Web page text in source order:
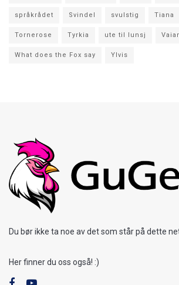
språkrådet Svindel svulstig Tiana
Tornerose Tyrkia ute til lunsj
What does the Fox say Ylvis
Du bør ikke ta noe av det som står på dette
Her finner du oss også! :)